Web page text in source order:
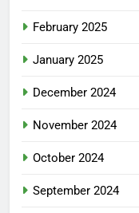
February 2025
January 2025
December 2024
November 2024
October 2024
September 2024